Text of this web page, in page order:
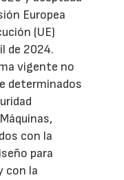
Europea
(UE)
de 2024.
vigente no
determinados
con la
para
con la